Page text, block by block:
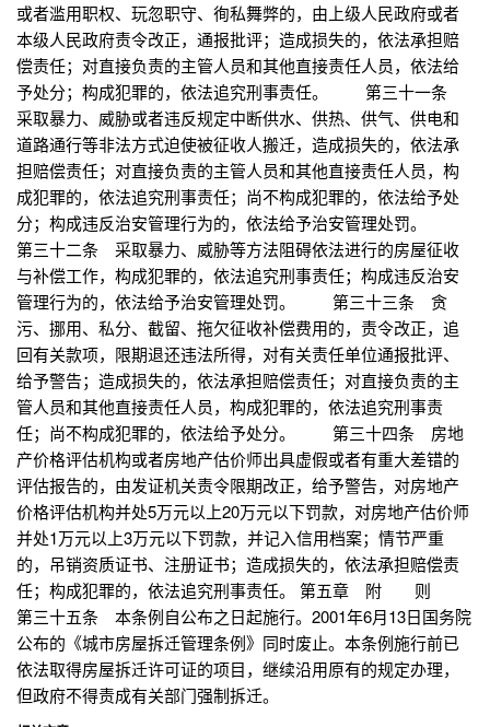
或者滥用职权、玩忽职守、徇私舞弊的，由上级人民政府或者
本级人民政府责令改正，通报批评；造成损失的，依法承担赔
偿责任；对直接负责的主管人员和其他直接责任人员，依法给
予处分；构成犯罪的，依法追究刑事责任。 第三十一条
采取暴力、威胁或者违反规定中断供水、供热、供气、供电和
道路通行等非法方式迫使被征收人搬迁，造成损失的，依法承
担赔偿责任；对直接负责的主管人员和其他直接责任人员，构
成犯罪的，依法追究刑事责任；尚不构成犯罪的，依法给予处
分；构成违反治安管理行为的，依法给予治安管理处罚。
第三十二条 采取暴力、威胁等方法阻碍依法进行的房屋征收
与补偿工作，构成犯罪的，依法追究刑事责任；构成违反治安
管理行为的，依法给予治安管理处罚。 第三十三条 贪
污、挪用、私分、截留、拖欠征收补偿费用的，责令改正，追
回有关款项，限期退还违法所得，对有关责任单位通报批评、
给予警告；造成损失的，依法承担赔偿责任；对直接负责的主
管人员和其他直接责任人员，构成犯罪的，依法追究刑事责
任；尚不构成犯罪的，依法给予处分。 第三十四条 房地
产价格评估机构或者房地产估价师出具虚假或者有重大差错的
评估报告的，由发证机关责令限期改正，给予警告，对房地产
价格评估机构并处5万元以上20万元以下罚款，对房地产估价师
并处1万元以上3万元以下罚款，并记入信用档案；情节严重
的，吊销资质证书、注册证书；造成损失的，依法承担赔偿责
任；构成犯罪的，依法追究刑事责任。 第五章 附 则
第三十五条 本条例自公布之日起施行。2001年6月13日国务院
公布的《城市房屋拆迁管理条例》同时废止。本条例施行前已
依法取得房屋拆迁许可证的项目，继续沿用原有的规定办理，
但政府不得责成有关部门强制拆迁。